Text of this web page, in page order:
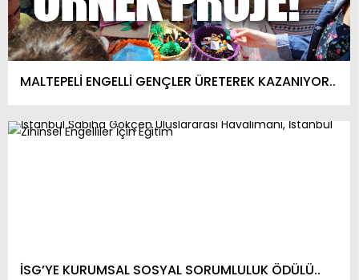
MALTEPELİ ENGELLİ GENÇLER ÜRETEREK KAZANIYOR..
İSG’YE KURUMSAL SOSYAL SORUMLULUK ÖDÜLÜ..